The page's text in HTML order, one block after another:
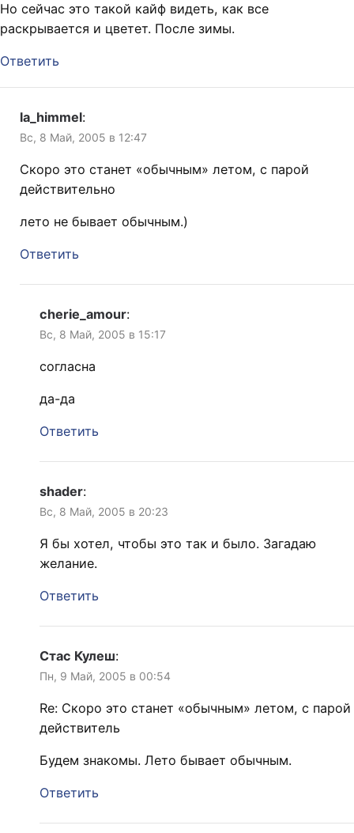
Но сейчас это такой кайф видеть, как все
раскрывается и цветет. После зимы.
Ответить
la_himmel:
Вс, 8 Май, 2005 в 12:47
Скоро это станет «обычным» летом, с парой
действительно
лето не бывает обычным.)
Ответить
cherie_amour:
Вс, 8 Май, 2005 в 15:17
согласна
да-да
Ответить
shader:
Вс, 8 Май, 2005 в 20:23
Я бы хотел, чтобы это так и было. Загадаю
желание.
Ответить
Стас Кулеш:
Пн, 9 Май, 2005 в 00:54
Re: Скоро это станет «обычным» летом, с парой
действитель
Будем знакомы. Лето бывает обычным.
Ответить